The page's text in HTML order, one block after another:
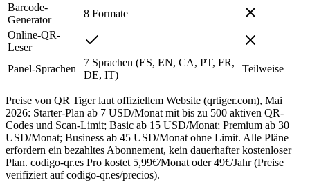
Barcode-
Generator
8 Formate
Online-QR-
Leser
Panel-Sprachen
7 Sprachen (ES, EN, CA, PT, FR,
DE, IT)
Teilweise
Preise von QR Tiger laut offiziellem Website (qrtiger.com), Mai
2026: Starter-Plan ab 7 USD/Monat mit bis zu 500 aktiven QR-
Codes und Scan-Limit; Basic ab 15 USD/Monat; Premium ab 30
USD/Monat; Business ab 45 USD/Monat ohne Limit. Alle Pläne
erfordern ein bezahltes Abonnement, kein dauerhafter kostenloser
Plan. codigo-qr.es Pro kostet 5,99€/Monat oder 49€/Jahr (Preise
verifiziert auf codigo-qr.es/precios).